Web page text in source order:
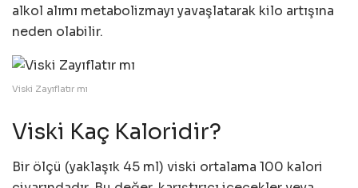
alkol alımı metabolizmayı yavaşlatarak kilo artışına
neden olabilir.
Viski Zayıflatır mı
Viski Kaç Kaloridir?
Bir ölçü (yaklaşık 45 ml) viski ortalama 100 kalori